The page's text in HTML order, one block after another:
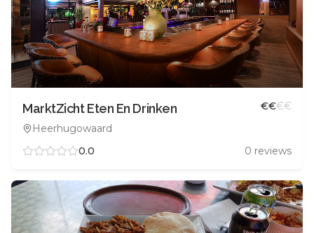
MarktZicht Eten En Drinken
Heerhugowaard
€€€€
0.0 0 reviews